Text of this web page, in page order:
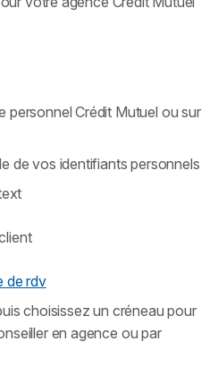
personnel Crédit Mutuel ou sur
de vos identifiants personnels
de rdv
choisissez un créneau pour
en agence ou par